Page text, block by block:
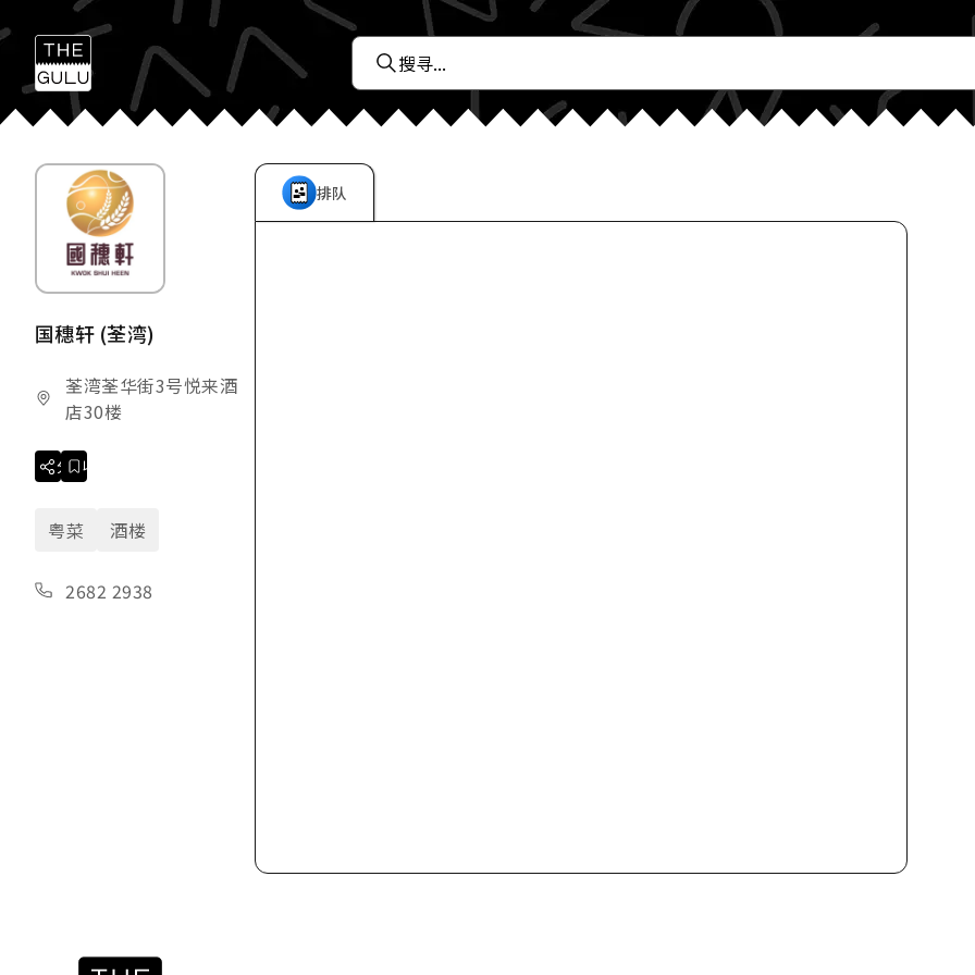
国穗轩 (荃湾)
荃湾荃华街3号悦来酒
店30楼
分享收藏
粤菜 酒楼
2682 2938
排队